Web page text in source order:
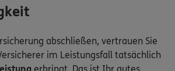
abschließen, vertrauen Sie
im Leistungsfall tatsächlich